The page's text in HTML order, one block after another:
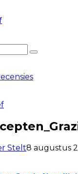
Stelt8 augustus